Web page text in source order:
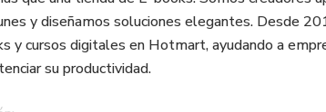
y diseñamos soluciones elegantes. Desde
y cursos digitales en Hotmart, ayudando a
su productividad.